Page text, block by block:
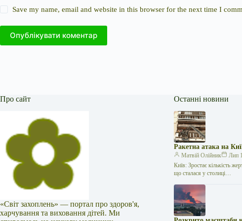
Save my name, email and website in this browser for the next time I
Опублікувати коментар
Про сайт
«Світ захоплень» — портал про здоров'я,
харчування та виховання дітей. Ми
Останні новини
Ракетна атака на
Матвій Олійник
Лип
Київ: Зростає кількість
що сталася у столиці…